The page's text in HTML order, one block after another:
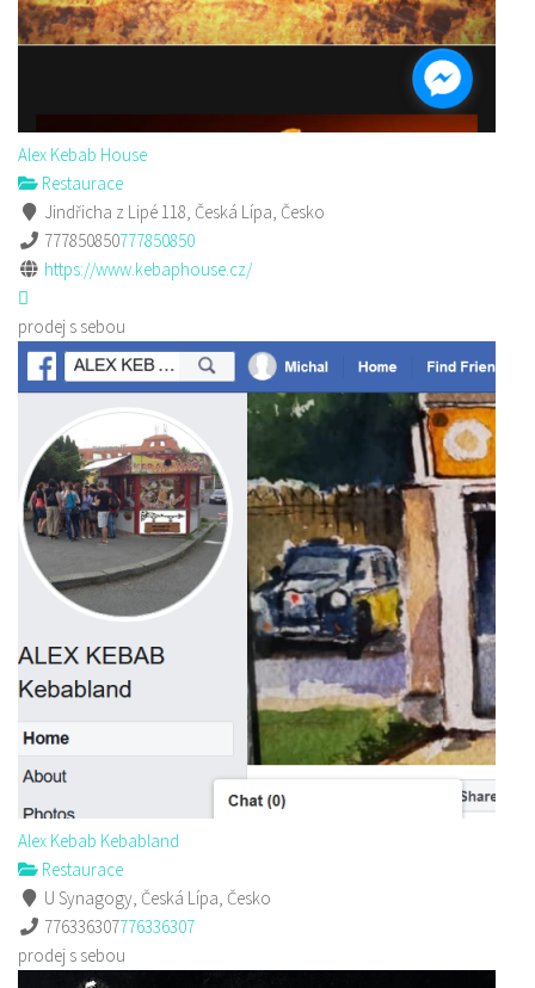
Alex Kebab House
Restaurace
Jindřicha z Lipé 118, Česká Lípa, Česko
777850850777850850
https://www.kebaphouse.cz/
prodej s sebou
Alex Kebab Kebabland
Restaurace
U Synagogy, Česká Lípa, Česko
776336307776336307
prodej s sebou